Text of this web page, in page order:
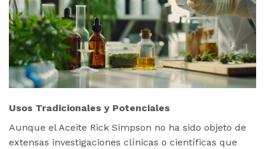
Usos Tradicionales y Potenciales
Aunque el Aceite Rick Simpson no ha sido objeto de
extensas investigaciones clínicas o científicas que